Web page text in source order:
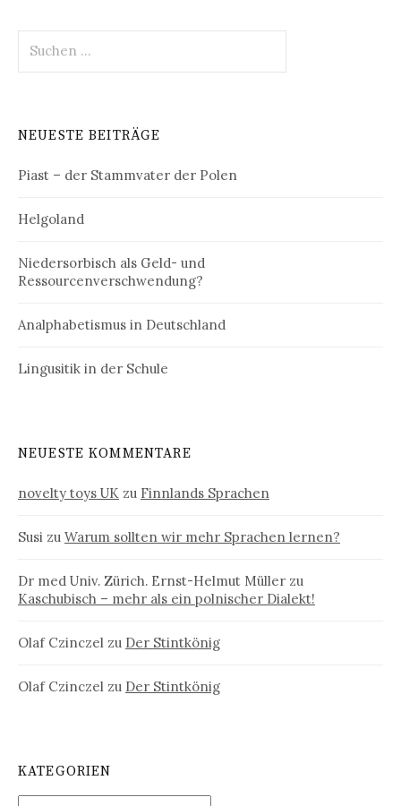
nach:
NEUESTE BEITRÄGE
Piast – der Stammvater der Polen
Helgoland
Niedersorbisch als Geld- und
Ressourcenverschwendung?
Analphabetismus in Deutschland
Lingusitik in der Schule
NEUESTE KOMMENTARE
novelty toys UK zu Finnlands Sprachen
Susi zu Warum sollten wir mehr Sprachen lernen?
Dr med Univ. Zürich. Ernst-Helmut Müller zu
Kaschubisch – mehr als ein polnischer Dialekt!
Olaf Czinczel zu Der Stintkönig
Olaf Czinczel zu Der Stintkönig
KATEGORIEN